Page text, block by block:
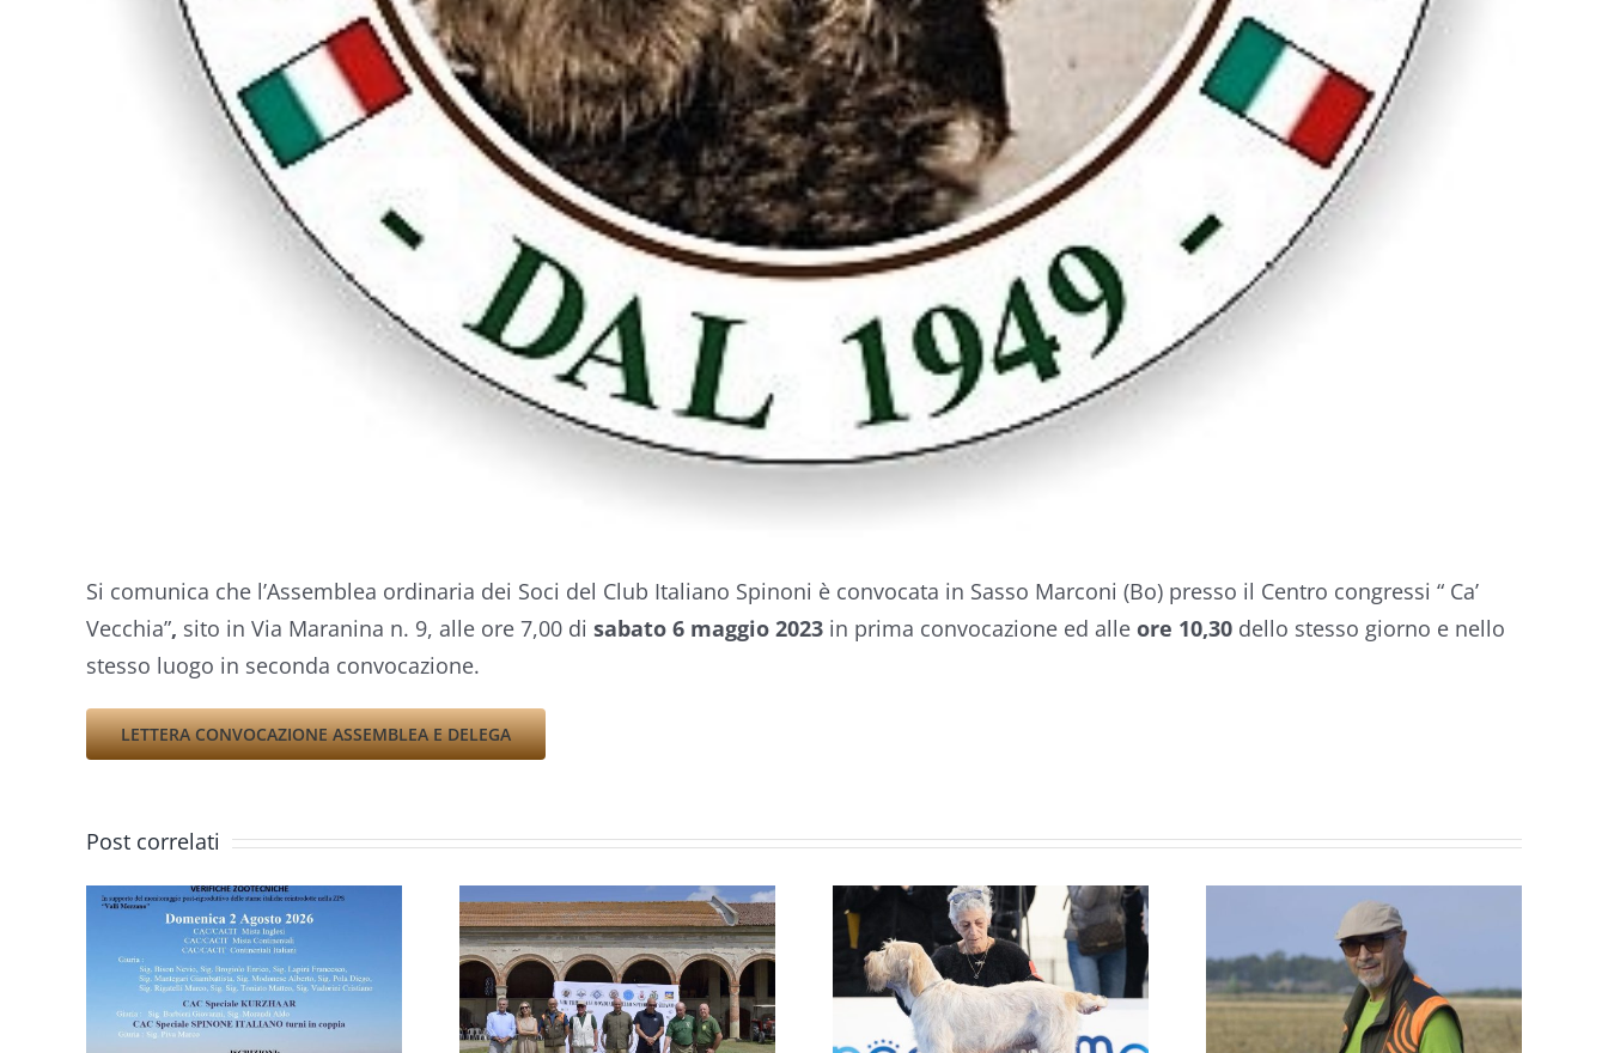
Si comunica che l’Assemblea ordinaria dei Soci del Club Italiano Spinoni è convocata in Sasso Marconi (Bo) presso il Centro congressi “ Ca’
Vecchia”, sito in Via Maranina n. 9, alle ore 7,00 di sabato 6 maggio 2023in prima convocazione ed alle ore 10,30 dello stesso giorno e nello
stesso luogo in seconda convocazione.
LETTERA CONVOCAZIONE ASSEMBLEA E DELEGA
Post correlatiTRIENNALE
MONDIALE
DELLO
SPINONE
ITALIANO: UN
RADUNO CISP
CAMPO FELICE:
BOB PER ZARA
XXVI COPPA
ITALIA PER
RAZZE
CONTINENTALI
DA FERMA:
SPECIALE IN
COPPIA AL